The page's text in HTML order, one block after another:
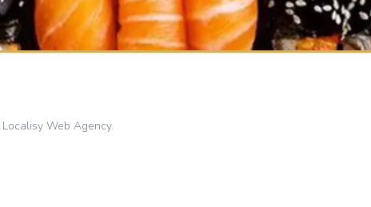
Localisy Web Agency.